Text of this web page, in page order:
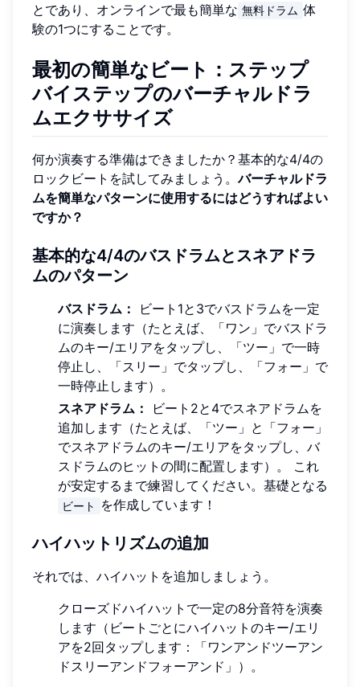
とであり、オンラインで最も簡単な 無料ドラム 体
験の1つにすることです。
最初の簡単なビート：ステップ
バイステップのバーチャルドラ
ムエクササイズ
何か演奏する準備はできましたか？基本的な4/4の
ロックビートを試してみましょう。バーチャルドラ
ムを簡単なパターンに使用するにはどうすればよい
ですか？
基本的な4/4のバスドラムとスネアドラ
ムのパターン
バスドラム：
ビート1と3でバスドラムを一定
に演奏します（たとえば、「ワン」でバスドラ
ムのキー/エリアをタップし、「ツー」で一時
停止し、「スリー」でタップし、「フォー」で
一時停止します）。
スネアドラム：
ビート2と4でスネアドラムを
追加します（たとえば、「ツー」と「フォー」
でスネアドラムのキー/エリアをタップし、バ
スドラムのヒットの間に配置します）。 これ
が安定するまで練習してください。基礎となる
ビート を作成しています！
ハイハットリズムの追加
それでは、ハイハットを追加しましょう。
クローズドハイハットで一定の8分音符を演奏
します（ビートごとにハイハットのキー/エリ
アを2回タップします：「ワンアンドツーアン
ドスリーアンドフォーアンド」）。